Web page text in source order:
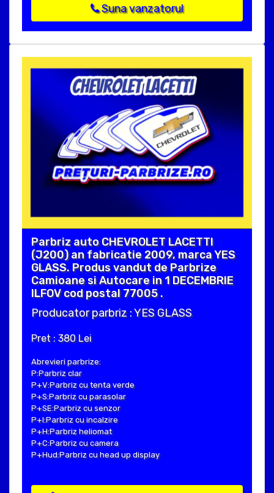
Suna vanzatorul
Parbriz auto CHEVROLET LACETTI
(J200) an fabricatie 2009, marca YES
GLASS. Produs vandut de Parbrize
Camioane si Autocare in 1 DECEMBRIE
ILFOV cod postal 77005 .
Producator parbriz : YES GLASS
Pret : 380 Lei
Abrevieri parbrize:
P:Parbriz clar
P+V:Parbriz cu tenta verde
P+S:Parbriz cu parasolar
P+SE:Parbriz cu senzor
P+I:Parbriz cu incalzire
P+H:Parbriz heliomat
P+C:Parbriz cu camera
P+Hud:Parbriz cu head up display